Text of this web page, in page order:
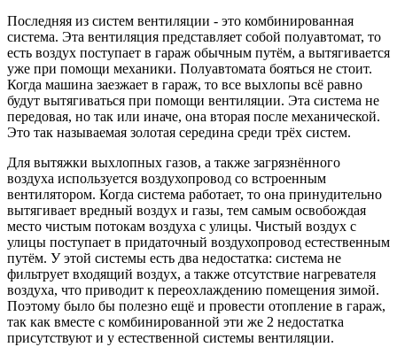
Последняя из систем вентиляции - это комбинированная
система. Эта вентиляция представляет собой полуавтомат, то
есть воздух поступает в гараж обычным путём, а вытягивается
уже при помощи механики. Полуавтомата бояться не стоит.
Когда машина заезжает в гараж, то все выхлопы всё равно
будут вытягиваться при помощи вентиляции. Эта система не
передовая, но так или иначе, она вторая после механической.
Это так называемая золотая середина среди трёх систем.
Для вытяжки выхлопных газов, а также загрязнённого
воздуха используется воздухопровод со встроенным
вентилятором. Когда система работает, то она принудительно
вытягивает вредный воздух и газы, тем самым освобождая
место чистым потокам воздуха с улицы. Чистый воздух с
улицы поступает в придаточный воздухопровод естественным
путём. У этой системы есть два недостатка: система не
фильтрует входящий воздух, а также отсутствие нагревателя
воздуха, что приводит к переохлаждению помещения зимой.
Поэтому было бы полезно ещё и провести отопление в гараж,
так как вместе с комбинированной эти же 2 недостатка
присутствуют и у естественной системы вентиляции.